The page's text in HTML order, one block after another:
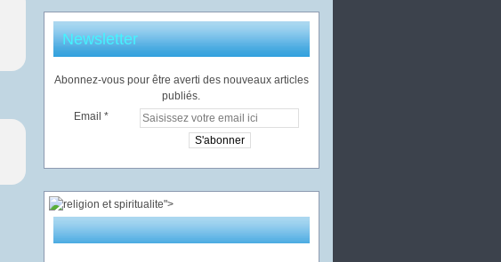
Newsletter
Abonnez-vous pour être averti des nouveaux articles
publiés.
Email
">